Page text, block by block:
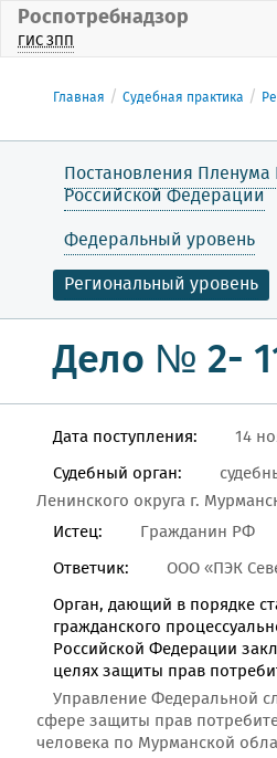
Роспотребнадзор
ГИС ЗПП
Главная Судебная практика
Постановления Пленума
Российской Федерации
Федеральный уровень
Региональный уровень
Дело № 2-
Дата поступления:
14
Судебный орган:
Ленинского округа г.
Истец:
Гражданин РФ
Ответчик:
ООО «ПЭК
Орган, дающий в порядке
гражданского
Российской Федерации
целях защиты прав
Управление Федеральной
сфере защиты прав
человека по Мурманской